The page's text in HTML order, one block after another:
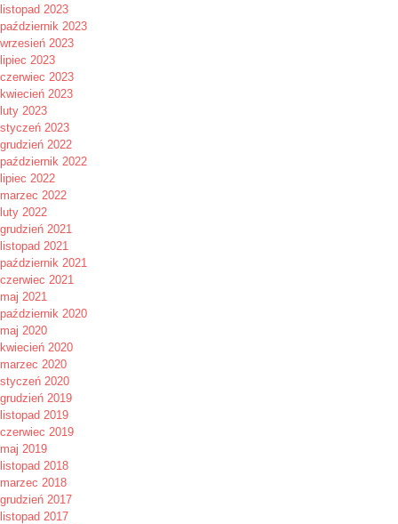
listopad 2023
październik 2023
wrzesień 2023
lipiec 2023
czerwiec 2023
kwiecień 2023
luty 2023
styczeń 2023
grudzień 2022
październik 2022
lipiec 2022
marzec 2022
luty 2022
grudzień 2021
listopad 2021
październik 2021
czerwiec 2021
maj 2021
październik 2020
maj 2020
kwiecień 2020
marzec 2020
styczeń 2020
grudzień 2019
listopad 2019
czerwiec 2019
maj 2019
listopad 2018
marzec 2018
grudzień 2017
listopad 2017